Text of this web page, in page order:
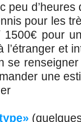
peu
pour les
1500€ pour
et
se
une